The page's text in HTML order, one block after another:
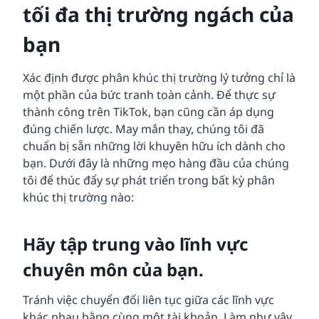
tối đa thị trường ngách của
bạn
Xác định được phân khúc thị trường lý tưởng chỉ là
một phần của bức tranh toàn cảnh. Để thực sự
thành công trên TikTok, bạn cũng cần áp dụng
đúng chiến lược. May mắn thay, chúng tôi đã
chuẩn bị sẵn những lời khuyên hữu ích dành cho
bạn. Dưới đây là những mẹo hàng đầu của chúng
tôi để thúc đẩy sự phát triển trong bất kỳ phân
khúc thị trường nào:
Hãy tập trung vào lĩnh vực
chuyên môn của bạn.
Tránh việc chuyển đổi liên tục giữa các lĩnh vực